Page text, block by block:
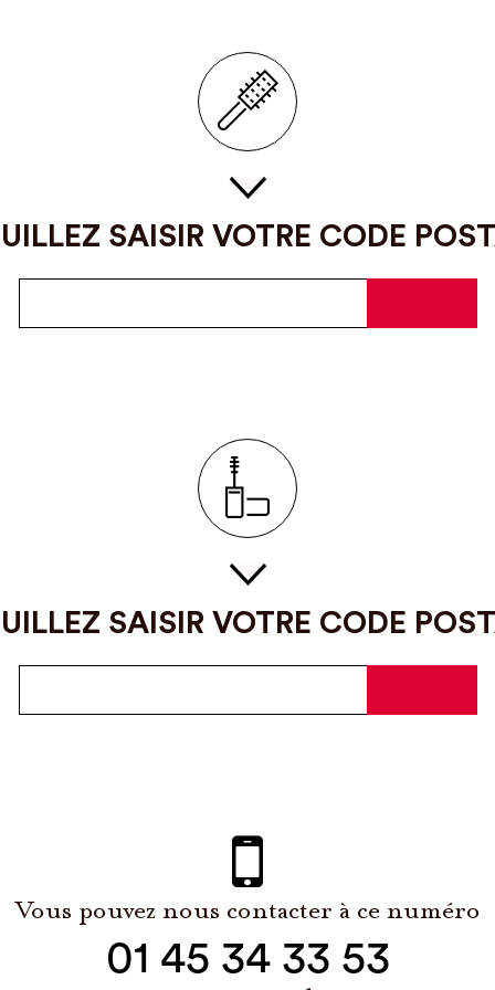
SAISIR VOTRE CODE
SAISIR VOTRE CODE
Vous pouvez nous contacter à ce numéro
01 45 34 33 53